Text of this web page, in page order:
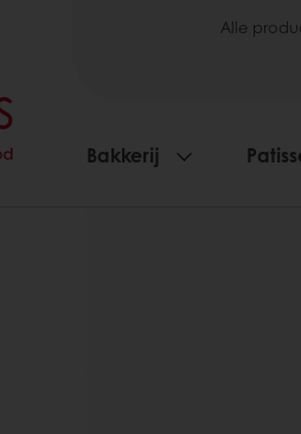
Alle
Bakkerij